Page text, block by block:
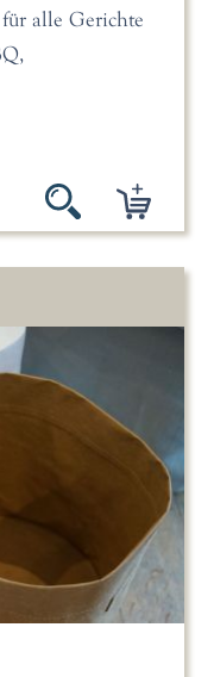
für alle Gerichte